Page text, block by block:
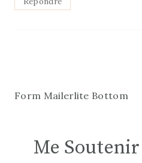
Form Mailerlite Bottom
Me